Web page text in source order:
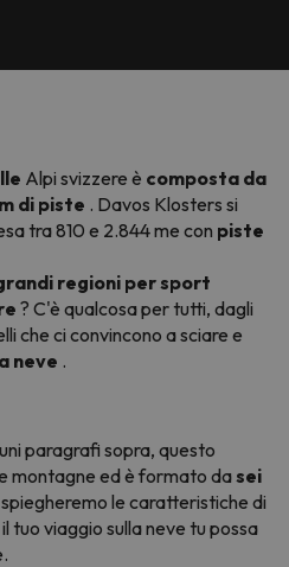
Alpi svizzere è composta da
di piste . Davos Klosters si
tra 810 e 2.844 me con piste
regioni per sport
? C'è qualcosa per tutti, dagli
che ci convincono a sciare e
neve .
paragrafi sopra, questo
montagne ed è formato dasei
spiegheremo le caratteristiche di
tuo viaggio sulla neve tu possa